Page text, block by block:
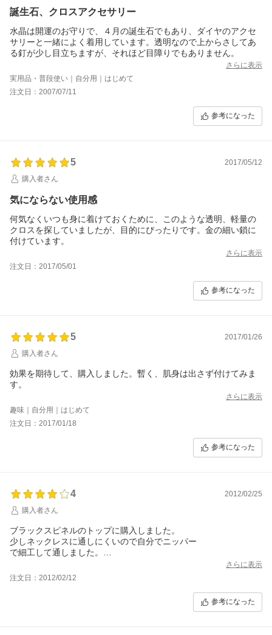
誕生石、クロスアクセサリー
水晶は開運のお守りで、４月の誕生石でもあり、ダイヤのアクセ
サリーと一緒によく着用しています。透明なので上からさしてあ
る釘が少し目立ちますが、それほど目障りでもありません。
さらに表示
実用品・普段使い｜自分用｜はじめて
注文日：2007/07/11
参考になった
5
2017/05/12
購入者さん
気にならない使用感
何気なくいつも身に着けておくために、このような透明、軽量の
クロスを探していましたが、目的にぴったりです。金の細い鎖に
付けています。
さらに表示
注文日：2017/05/01
参考になった
5
2017/01/26
購入者さん
効果を期待して、購入しました。暫く、肌身は出さず付けてみま
す。
さらに表示
趣味｜自分用｜はじめて
注文日：2017/01/18
参考になった
4
2012/02/25
購入者さん
ブラックスピネルのトップに購入しました。
少しネックレスに通しにくいので自分でニッパー
で細工して通しました。
トップがほしいです。
さらに表示
注文日：2012/02/12
参考になった